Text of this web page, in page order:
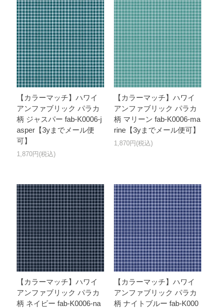
【カラーマッチ】ハワイ
アンファブリック パラカ
柄 ジャスパー fab-K0006-j
asper【3yまでメール便
可】
1,870円(税込)
【カラーマッチ】ハワイ
アンファブリック パラカ
柄 マリーン fab-K0006-ma
rine【3yまでメール便可】
1,870円(税込)
【カラーマッチ】ハワイ
アンファブリック パラカ
柄 ネイビー fab-K0006-na
【カラーマッチ】ハワイ
アンファブリック パラカ
柄 ナイトブルー fab-K000